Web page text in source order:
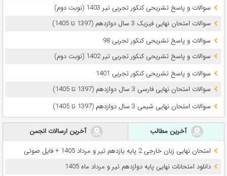
سوالات و پاسخ تشریحی کنکور تجربی تیر 1403 (نوبت دوم)
سوالات امتحان نهایی فیزیک 3 سال دوازدهم (1397 تا 1405)
سوالات و پاسخ تشریحی کنکور تجربی 98
سوالات و پاسخ تشریحی کنکور تجربی تیر 1402 (نوبت دوم)
سوالات و پاسخ تشریحی کنکور تجربی 1401
سوالات امتحان نهایی فارسی 3 سال دوازدهم (1397 تا 1405)
سوالات امتحان نهایی شیمی 3 سال دوازدهم (1397 تا 1405)
آخرین مطالب
آخرین ارسالات انجمن
امتحان نهایی زبان خارجی 2 پایه یازدهم تیر و مرداد 1405 + فایل صوتی
دانلود امتحانات نهایی پایه دوازدهم تیر و مرداد ماه 1405